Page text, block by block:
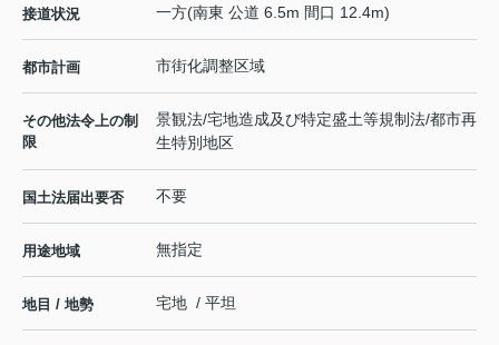
接道状況 一方(南東 公道 6.5m 間口 12.4m)
都市計画 市街化調整区域
その他法令上の制
限
景観法/宅地造成及び特定盛土等規制法/都市再
生特別地区
国土法届出要否 不要
用途地域 無指定
地目 / 地勢 宅地 / 平坦